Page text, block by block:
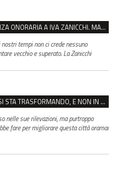
VENTASSO, SÌ ALLA CITTADINANZA ONORARIA A IVA ZANICCHI. MA BARGIACCHI: “È DI PESSIMO GUSTO”
tempi non ci crede nessuno
vecchio e superato. La Zanicchi
IL CENTRO STORICO DI REGGIO SI STA TRASFORMANDO, E NON IN MEGLIO
nelle sue rilevazioni, ma purtroppo
fare per migliorare questa città oramai